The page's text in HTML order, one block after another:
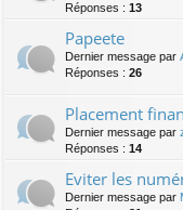
Réponses : 13
Papeete
Dernier message par
Réponses : 26
Placement
Dernier message par
Réponses : 14
Eviter les
Dernier message par